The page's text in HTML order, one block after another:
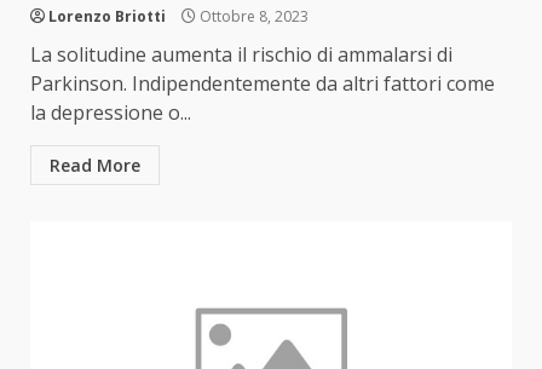
Lorenzo Briotti Ottobre 8, 2023
La solitudine aumenta il rischio di ammalarsi di
Parkinson. Indipendentemente da altri fattori come
la depressione o...
Read More